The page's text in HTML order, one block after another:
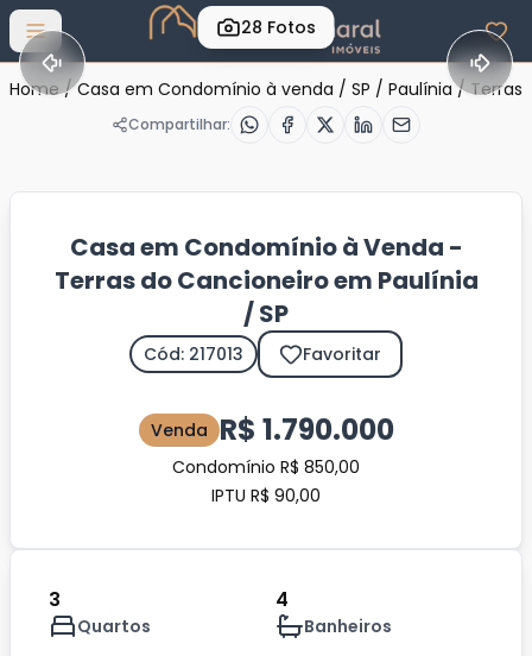
Abrir menu
28 Fotos
Home / Casa em Condomínio à venda / SP / Paulínia / Terras
Compartilhar:
Casa em Condomínio à Venda -
Terras do Cancioneiro em Paulínia
/ SP
Cód: 217013 Favoritar
Venda R$ 1.790.000
Condomínio R$ 850,00
IPTU R$ 90,00
3
Quartos
4
Banheiros